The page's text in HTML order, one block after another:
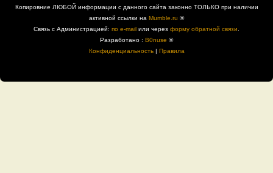
Копировние ЛЮБОЙ информации с данного сайта законно ТОЛЬКО при наличии
активной ссылки на Mumble.ru ®
Связь с Администрацией: по e-mail или через форму обратной связи
Разработано : B0nuse ®
Конфиденциальность| Правила